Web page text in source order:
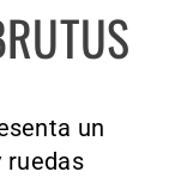
un
ruedas